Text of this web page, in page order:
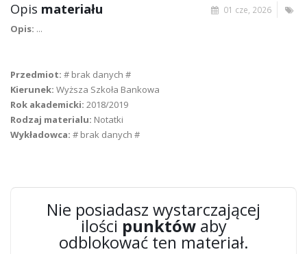
01 cze, 2026
Opis materiału
Opis: ...
Przedmiot: # brak danych #
Kierunek: Wyższa Szkoła Bankowa
Rok akademicki: 2018/2019
Rodzaj materialu: Notatki
Wykładowca: # brak danych #
Nie posiadasz wystarczającej
ilości punktówaby
odblokować ten materiał.